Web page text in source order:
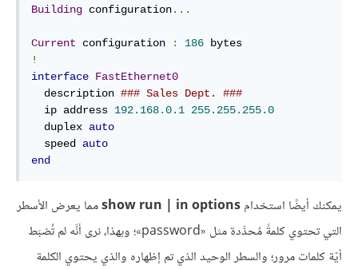
Building configuration...
Current configuration : 186
!
interface FastEthernet0
  description
### Sales Dept. ###
  ip address
192.168.0.1 255.255. 255.0
  duplex
auto
  speed
auto
end
يمكنك أيضًا استخدامshow run | in optionsمما يعرض الأسطر
التي تحتوي كلمةً مُحدَّدة مثل «password»؛ وبهذا، نرى أنَّه لم تُضبَط
أيّة كلمات مرور؛ والسطر الوحيد الذي تم إظهاره والذي يحتوي الكلمة